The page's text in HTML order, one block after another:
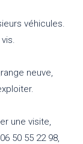
véhicules.
neuve,
une visite,
50 55 22 98,